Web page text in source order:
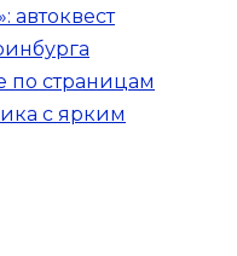
автоквест
по страницам
с ярким